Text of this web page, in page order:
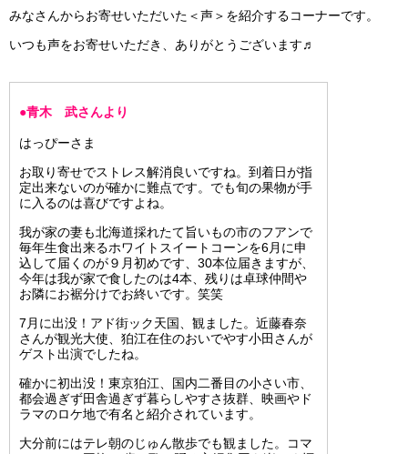
みなさんからお寄せいただいた＜声＞を紹介するコーナーです。
いつも声をお寄せいただき、ありがとうございます♬
●青木 武さんより
はっぴーさま
お取り寄せでストレス解消良いですね。到着日が指
定出来ないのが確かに難点です。でも旬の果物が手
に入るのは喜びですよね。
我が家の妻も北海道採れたて旨いもの市のフアンで
毎年生食出来るホワイトスイートコーンを6月に申
込して届くのが９月初めです、30本位届きますが、
今年は我が家で食したのは4本、残りは卓球仲間や
お隣にお裾分けでお終いです。笑笑
7月に出没！アド街ック天国、観ました。近藤春奈
さんが観光大使、狛江在住のおいでやす小田さんが
ゲスト出演でしたね。
確かに初出没！東京狛江、国内二番目の小さい市、
都会過ぎず田舎過ぎず暮らしやすさ抜群、映画やド
ラマのロケ地で有名と紹介されています。
大分前にはテレ朝のじゅん散歩でも観ました。コマ